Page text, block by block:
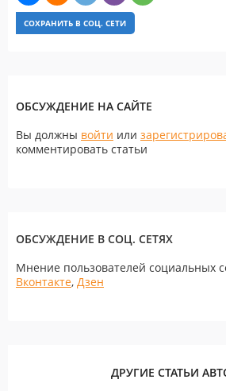
СОХРАНИТЬ В СОЦ. СЕТИ
ОБСУЖДЕНИЕ НА САЙТЕ
Вы должны войти или
комментировать статьи
ОБСУЖДЕНИЕ В СОЦ. СЕТЯХ
Мнение пользователей социальных
Вконтакте, Дзен
ДРУГИЕ СТАТЬИ